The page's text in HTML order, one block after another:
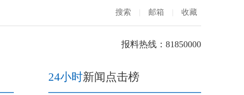
搜索 | 邮箱 | 收藏
报料热线：81850000
24小时新闻点击榜